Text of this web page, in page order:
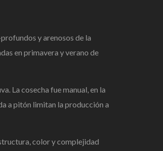
y arenosos de la
en primavera y verano de
La cosecha fue manual, en la
a pitón limitan la producción a
color y complejidad